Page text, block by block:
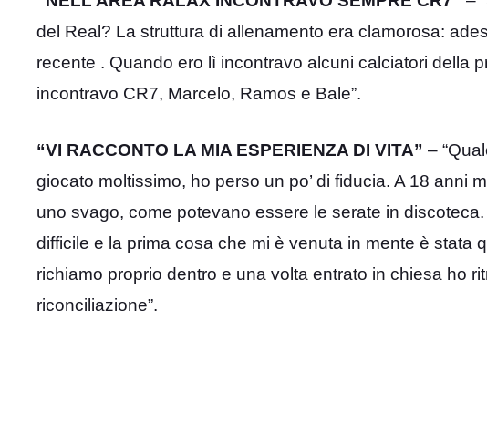
del Real? La struttura di allenamento era clamorosa:
recente . Quando ero lì incontravo alcuni calciatori della
incontravo CR7, Marcelo, Ramos e Bale”.
“VI RACCONTO LA MIA ESPERIENZA DI VITA” –
giocato moltissimo, ho perso un po’ di fiducia. A 18 anni
uno svago, come potevano essere le serate in
difficile e la prima cosa che mi è venuta in mente è stata
richiamo proprio dentro e una volta entrato in chiesa ho
riconciliazione”.